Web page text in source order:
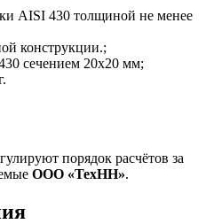
AISI 430 толщиной не менее
конструкции.;
сечением 20х20 мм;
порядок расчётов за
ООО «ТехНН».